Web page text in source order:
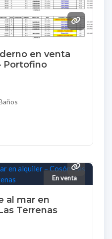
en venta
Portofino
En venta
al mar en
Terrenas